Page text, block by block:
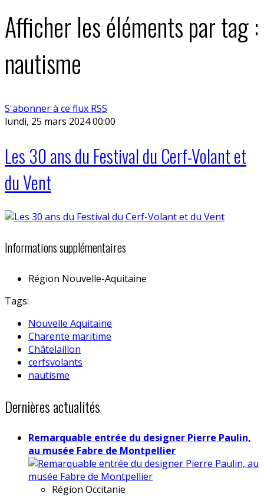
Afficher les éléments par tag :
nautisme
S'abonner à ce flux RSS
lundi, 25 mars 2024 00:00
Les 30 ans du Festival du Cerf-Volant et
du Vent
Informations supplémentaires
Région Nouvelle-Aquitaine
Tags:
Nouvelle Aquitaine
Charente maritime
Châtelaillon
cerfsvolants
nautisme
Dernières actualités
Remarquable entrée du designer Pierre Paulin,
au musée Fabre de Montpellier
Région Occitanie